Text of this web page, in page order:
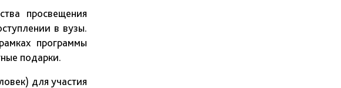
просвещения
в вузы.
программы
подарки.
для участия